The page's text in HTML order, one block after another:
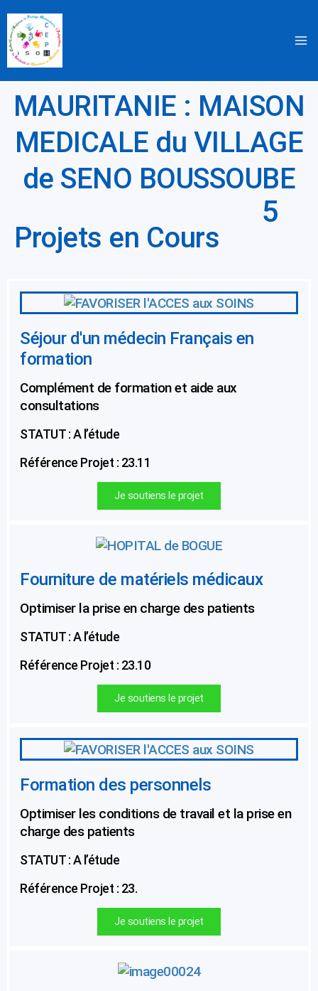
au
contenu
MAURITANIE : MAISON
MEDICALE du VILLAGE
de SENO BOUSSOUBE
5
Projets en Cours
Séjour d'un médecin Français en
formation
Complément de formation et aide aux
consultations
STATUT : A l’étude
Référence Projet : 23.11
Je soutiens le projet
Fourniture de matériels médicaux
Optimiser la prise en charge des patients
STATUT : A l’étude
Référence Projet : 23.10
Je soutiens le projet
Formation des personnels
Optimiser les conditions de travail et la prise en
charge des patients
STATUT : A l’étude
Référence Projet : 23.
Je soutiens le projet